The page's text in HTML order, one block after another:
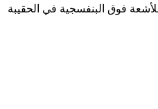
فوق البنفسجية في الحقيبة